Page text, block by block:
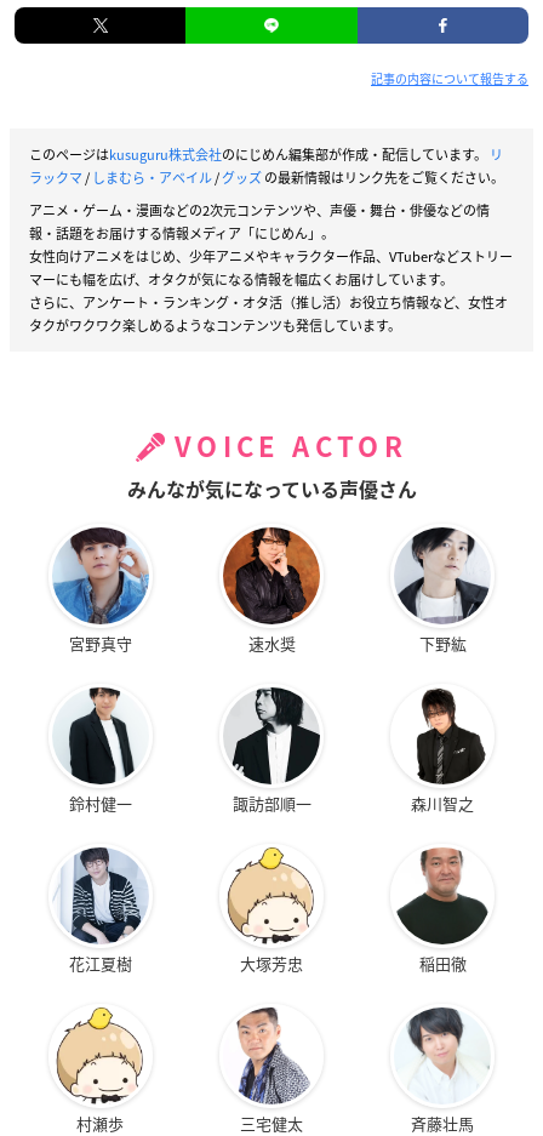
記事の内容について報告する
このページはkusuguru株式会社のにじめん編集部が作成・配信しています。
リ
ラックマ/ しまむら・アベイル/グッズの最新情報はリンク先をご覧ください。
アニメ・ゲーム・漫画などの2次元コンテンツや、声優・舞台・俳優などの情
報・話題をお届けする情報メディア「にじめん」。
女性向けアニメをはじめ、少年アニメやキャラクター作品、VTuberなどストリー
マーにも幅を広げ、オタクが気になる情報を幅広くお届けしています。
さらに、アンケート・ランキング・オタ活（推し活）お役立ち情報など、女性オ
タクがワクワク楽しめるようなコンテンツも発信しています。
VOICE ACTOR
みんなが気になっている声優さん
宮野真守 速水奨 下野紘
鈴村健一 諏訪部順一 森川智之
花江夏樹 大塚芳忠 稲田徹
村瀬歩 三宅健太 斉藤壮馬